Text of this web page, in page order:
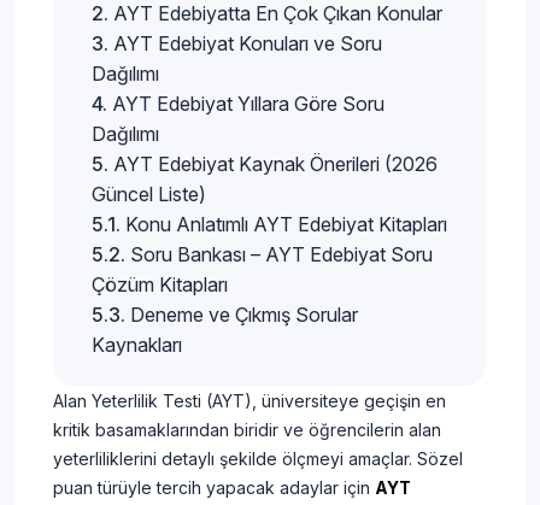
AYT Edebiyatta En Çok Çıkan Konular
AYT Edebiyat Konuları ve Soru
Dağılımı
AYT Edebiyat Yıllara Göre Soru
Dağılımı
AYT Edebiyat Kaynak Önerileri (2026
Güncel Liste)
Konu Anlatımlı AYT Edebiyat Kitapları
Soru Bankası – AYT Edebiyat Soru
Çözüm Kitapları
Deneme ve Çıkmış Sorular
Kaynakları
Alan Yeterlilik Testi (AYT), üniversiteye geçişin en
kritik basamaklarından biridir ve öğrencilerin alan
yeterliliklerini detaylı şekilde ölçmeyi amaçlar. Sözel
puan türüyle tercih yapacak adaylar için AYT